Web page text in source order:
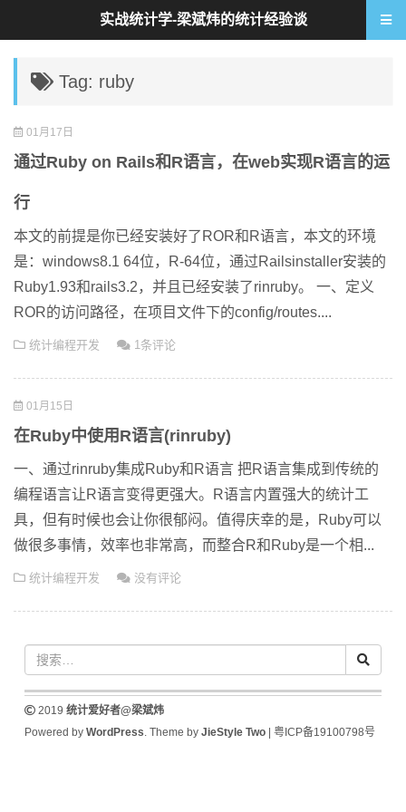
Tag: ruby
01月17日
通过Ruby on Rails和R语言，在web实现R语言的运
行
本文的前提是你已经安装好了ROR和R语言，本文的环境
是：windows8.1 64位，R-64位，通过Railsinstaller安装的
Ruby1.93和rails3.2，并且已经安装了rinruby。 一、定义
ROR的访问路径，在项目文件下的config/routes....
统计编程开发 1条评论
01月15日
在Ruby中使用R语言(rinruby)
一、通过rinruby集成Ruby和R语言 把R语言集成到传统的
编程语言让R语言变得更强大。R语言内置强大的统计工
具，但有时候也会让你很郁闷。值得庆幸的是，Ruby可以
做很多事情，效率也非常高，而整合R和Ruby是一个相...
统计编程开发 没有评论
2019 统计爱好者@梁斌炜
Powered by WordPress. Theme by JieStyle Two| 粤ICP备19100798号
实战统计学-梁斌炜的统计经验谈